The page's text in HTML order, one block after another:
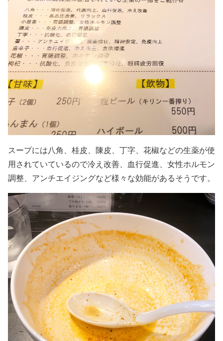
スープには八角、桂皮、陳皮、丁字、花椒などの生薬が使
用されていているので冷え改善、血行促進、女性ホルモン
調整、アンチエイジングなど様々な効能があるそうです。